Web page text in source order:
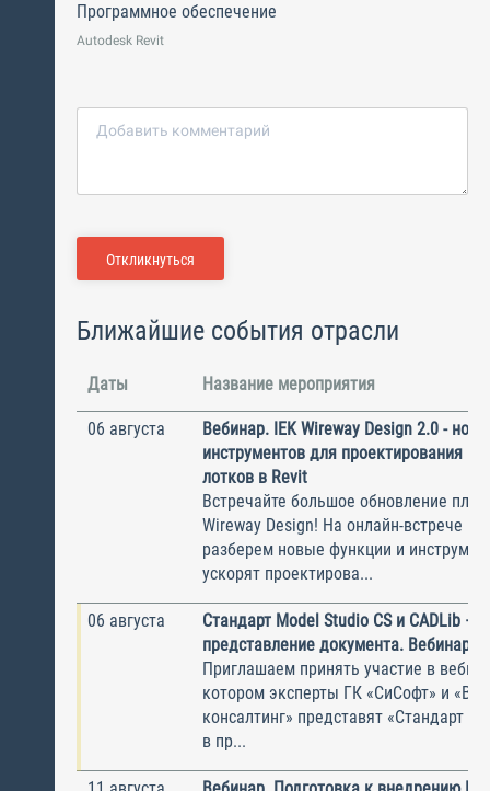
Программное обеспечение
Autodesk Revit
Откликнуться
Ближайшие события отрасли
Даты Название мероприятия
06 августа
Вебинар. IEK Wireway Design 2.0 -
инструментов для проектирования
лотков в Revit
Встречайте большое обновление
Wireway Design! На онлайн-встрече
разберем новые функции и
ускорят проектирова...
06 августа
Стандарт Model Studio CS и CADLib —
представление документа. Вебинар
Приглашаем принять участие в
котором эксперты ГК «СиСофт» и
консалтинг» представят «Стандарт
в пр...